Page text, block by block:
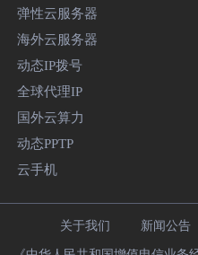
弹性云服务器
海外云服务器
动态IP拨号
全球代理IP
国外云算力
动态PPTP
云手机
关于我们 新闻公告